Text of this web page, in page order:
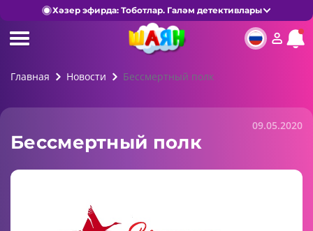
Хәзер эфирда: Тоботлар. Галәм детективлары
Главная Новости Бессмертный полк
09.05.2020
Бессмертный полк